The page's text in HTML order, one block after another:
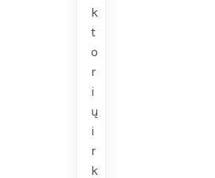
k
t
o
r
i
ų
i
r
k